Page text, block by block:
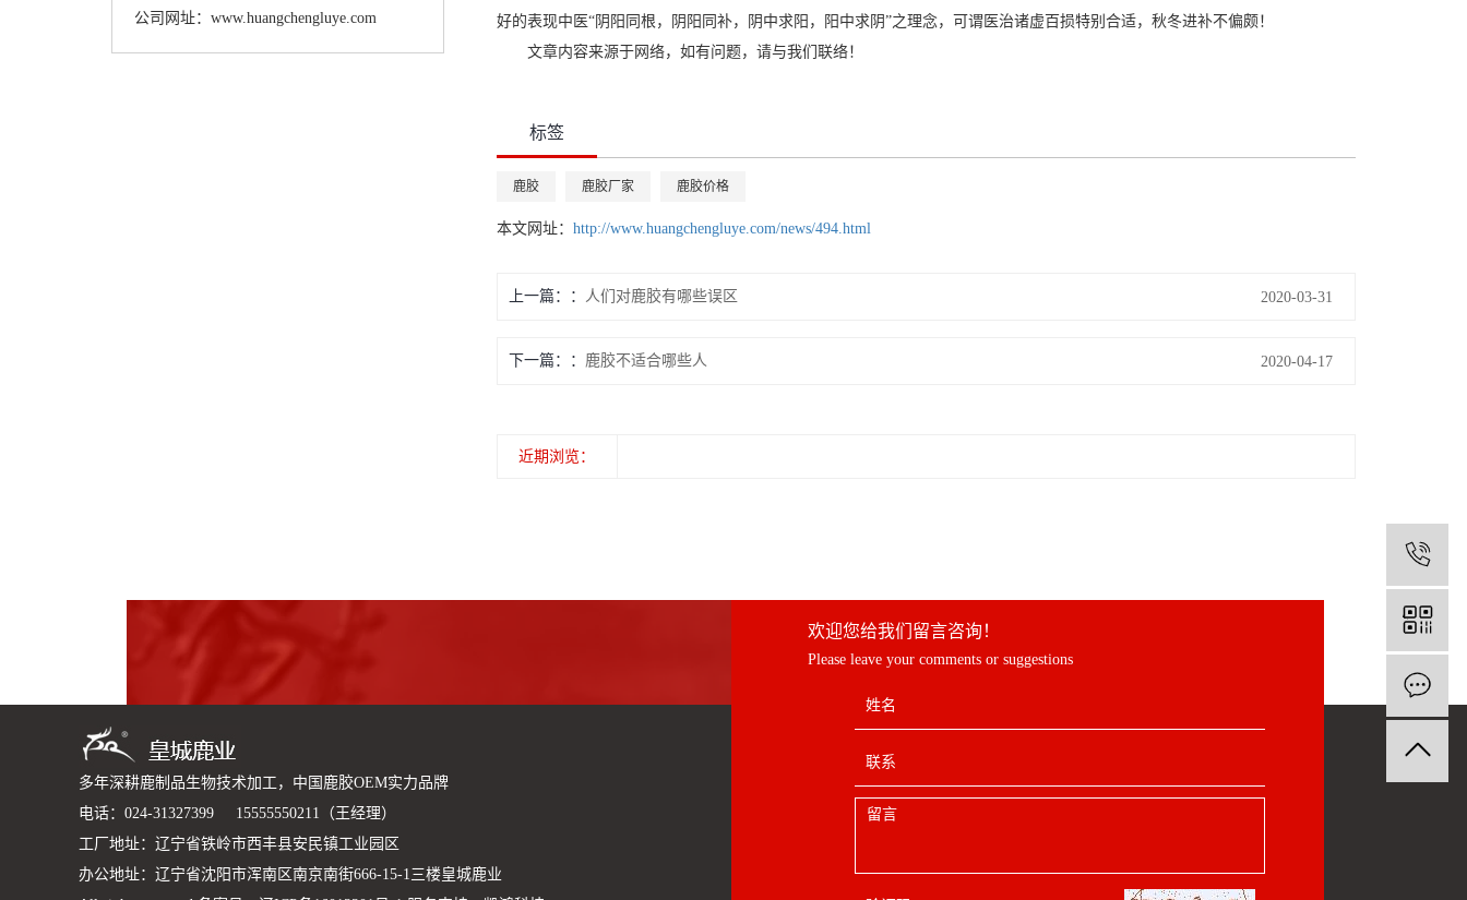
公司网址：www.huangchengluye.com
好的表现中医“阴阳同根，阴阳同补，阴中求阳，阳中求阴”之理念，可谓医治诸虚百损特别合适，秋冬进补不偏颇！
文章内容来源于网络，如有问题，请与我们联络！
标签
鹿胶 鹿胶厂家 鹿胶价格
本文网址： http://www.huangchengluye.com/news/494.html
上一篇： 人们对鹿胶有哪些误区 2020-03-31
下一篇： 鹿胶不适合哪些人 2020-04-17
近期浏览：
多年深耕鹿制品生物技术加工，中国鹿胶OEM实力品牌
电话：024-31327399 15555550211（王经理）
工厂地址：辽宁省铁岭市西丰县安民镇工业园区
办公地址：辽宁省沈阳市浑南区南京南街666-15-1三楼皇城鹿业
欢迎您给我们留言咨询！
Please leave your comments or suggestions